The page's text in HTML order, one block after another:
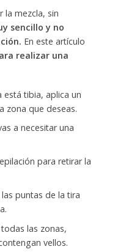
la mezcla, sin
sencillo y no
En este artículo
realizar una
está tibia, aplica un
zona que deseas.
a necesitar una
para retirar la
puntas de la tira
las zonas,
vellos.